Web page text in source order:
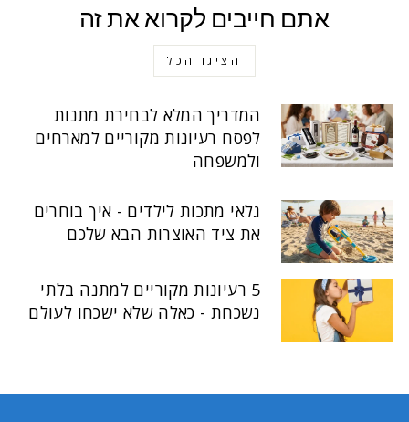
אתם חייבים לקרוא את זה
הציגו הכל
המדריך המלא לבחירת מתנות
לפסח רעיונות מקוריים למארחים
ולמשפחה
גלאי מתכות לילדים - איך בוחרים
את ציד האוצרות הבא שלכם
5 רעיונות מקוריים למתנה בלתי
נשכחת - כאלה שלא ישכחו לעולם